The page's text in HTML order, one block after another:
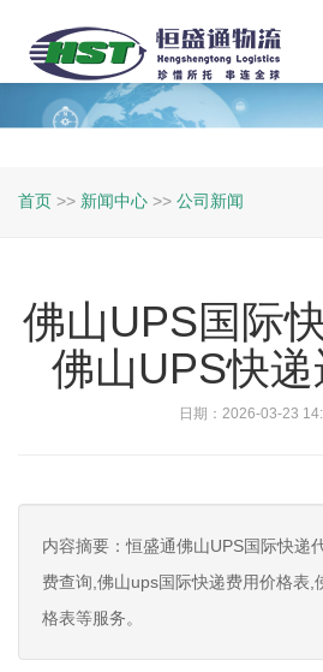
首页 >> 新闻中心 >> 公司新闻
佛山UPS国际
佛山UPS快
日期：2026-03-23
内容摘要：恒盛通佛山UPS国际快递
费查询,佛山ups国际快递费用价格表,
格表等服务。